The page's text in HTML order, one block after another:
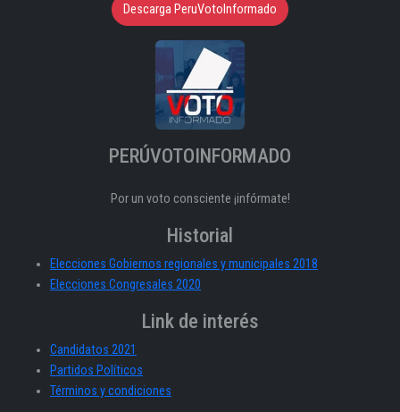
Descarga PeruVotoInformado
PERÚVOTOINFORMADO
Por un voto consciente ¡infórmate!
Historial
Elecciones Gobiernos regionales y municipales 2018
Elecciones Congresales 2020
Link de interés
Candidatos 2021
Partidos Políticos
Términos y condiciones